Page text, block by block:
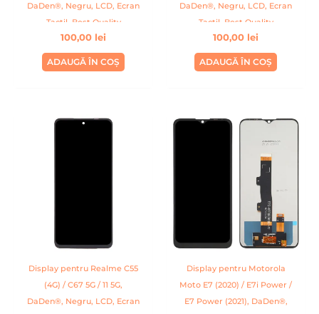
DaDen®, Negru, LCD, Ecran
Tactil, Best Quality
100,00 lei
ADAUGĂ ÎN COȘ
DaDen®, Negru, LCD, Ecran
Tactil, Best Quality
100,00 lei
ADAUGĂ ÎN COȘ
Display pentru Realme C55
(4G) / C67 5G / 11 5G,
DaDen®, Negru, LCD, Ecran
Display pentru Motorola
Moto E7 (2020) / E7i Power /
E7 Power (2021), DaDen®,